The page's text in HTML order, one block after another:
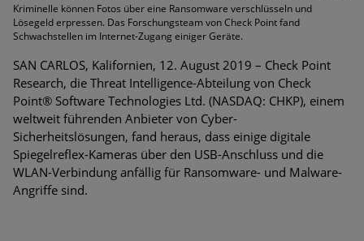
Kriminelle können Fotos über eine Ransomware verschlüsseln und
Lösegeld erpressen. Das Forschungsteam von Check Point fand
Schwachstellen im Internet-Zugang einiger Geräte.
SAN CARLOS, Kalifornien, 12. August 2019 – Check Point
Research, die Threat Intelligence-Abteilung von Check
Point® Software Technologies Ltd. (NASDAQ: CHKP), einem
weltweit führenden Anbieter von Cyber-
Sicherheitslösungen, fand heraus, dass einige digitale
Spiegelreflex-Kameras über den USB-Anschluss und die
WLAN-Verbindung anfällig für Ransomware- und Malware-
Angriffe sind.